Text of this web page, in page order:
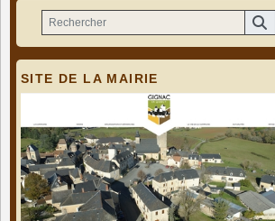
SITE DE LA MAIRIE